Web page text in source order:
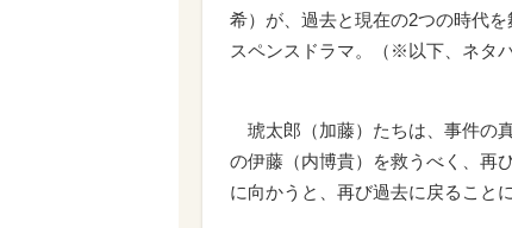
希）が、過去と現在の2つの時代
スペンスドラマ。（※以下、ネタ
琥太郎（加藤）たちは、事件の
の伊藤（内博貴）を救うべく、再
に向かうと、再び過去に戻ること